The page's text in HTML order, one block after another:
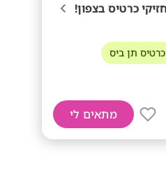
כרטיס תן ביס
מתאים לי